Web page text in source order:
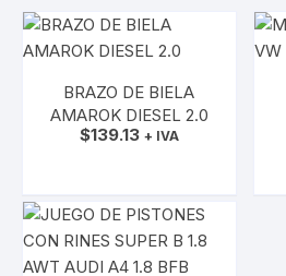
BRAZO DE BIELA
AMAROK DIESEL 2.0
$139.13 + IVA